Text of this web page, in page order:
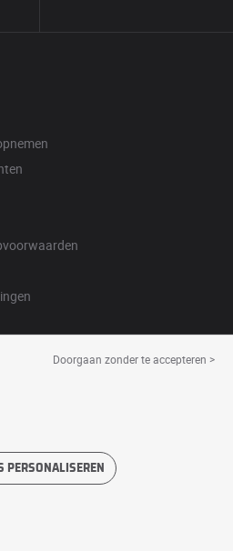
Doorgaan zonder te accepteren >
PERSONALISEREN